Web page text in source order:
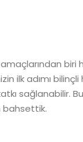
ilk adımı
sağlanabilir.
bahsettik.